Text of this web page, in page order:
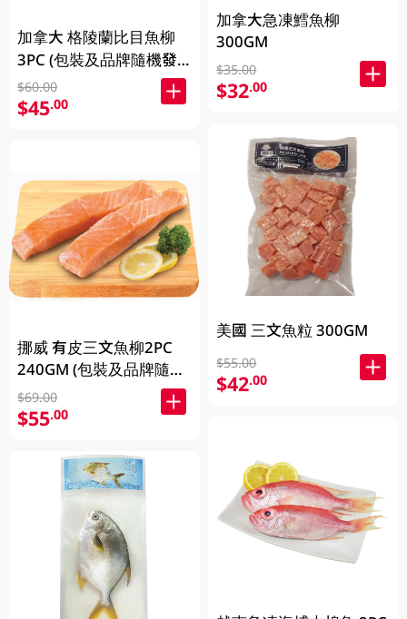
加拿大 格陵蘭比目魚柳
3PC (包裝及品牌隨機發
放)
$60.00
$45.00
挪威 有皮三文魚柳2PC
240GM (包裝及品牌隨機
發放)
$69.00
$55.00
加拿大急凍鱈魚柳
300GM
$35.00
$32.00
美國 三文魚粒 300GM
$55.00
$42.00